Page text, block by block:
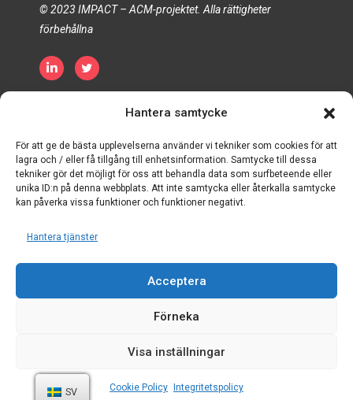
Hantera samtycke
För att ge de bästa upplevelserna använder vi tekniker som cookies för att
lagra och / eller få tillgång till enhetsinformation. Samtycke till dessa
tekniker gör det möjligt för oss att behandla data som surfbeteende eller
unika ID:n på denna webbplats. Att inte samtycka eller återkalla samtycke
kan påverka vissa funktioner och funktioner negativt.
Hantera tjänster
Acceptera
Förneka
Visa inställningar
Cookie Policy Integritetspolicy
© 2023 IMPACT – ACM-projektet. Alla rättigheter
förbehållna
Villkor och bestämmelser
SV